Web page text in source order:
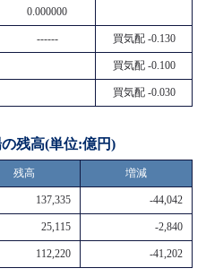
0.000000
------ 買気配 -0.130
買気配 -0.100
買気配 -0.030
残高(単位:億円)
残高 増減
137,335 -44,042
25,115 -2,840
112,220 -41,202